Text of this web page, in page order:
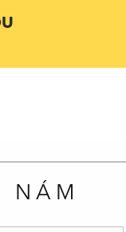
NÁM